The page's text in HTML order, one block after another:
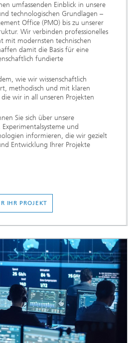
umfassenden Einblick in unsere
technologischen Grundlagen –
Office (PMO) bis zu unserer
Wir verbinden professionelles
mit modernsten technischen
damit die Basis für eine
fundierte
wie wir wissenschaftlich
methodisch und mit klaren
wir in all unseren Projekten
Sie sich über unsere
und
informieren, die wir gezielt
Entwicklung Ihrer Projekte
IHR PROJEKT